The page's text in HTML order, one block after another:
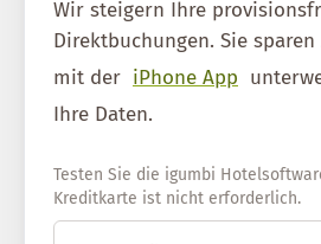
Wir steigern Ihre
Direktbuchungen. Sie
mit der iPhone App
Ihre Daten.
Testen Sie die igumbi
Kreditkarte ist nicht erforderlich.